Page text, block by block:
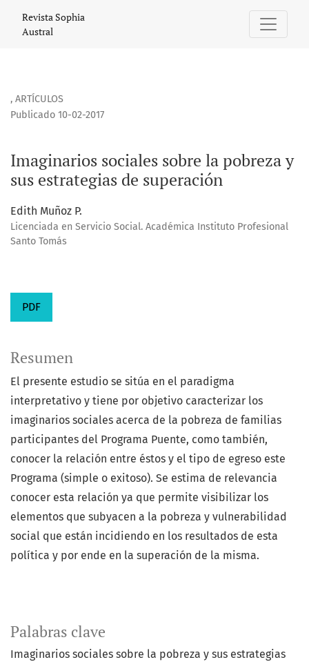
Imaginarios sociales sobre la pobreza y sus estrategias de
Revista Sophia
Austral
, ARTÍCULOS
Imaginarios sociales sobre la pobreza y
sus estrategias de superación
Publicado 10-02-2017
Edith Muñoz P.
Licenciada en Servicio Social. Académica Instituto Profesional
Santo Tomás
PDF
Palabras clave
Imaginarios sociales sobre la pobreza y sus estrategias
Resumen
El presente estudio se sitúa en el paradigma
interpretativo y tiene por objetivo caracterizar los
imaginarios sociales acerca de la pobreza de familias
participantes del Programa Puente, como también,
conocer la relación entre éstos y el tipo de egreso este
Programa (simple o exitoso). Se estima de relevancia
conocer esta relación ya que permite visibilizar los
elementos que subyacen a la pobreza y vulnerabilidad
social que están incidiendo en los resultados de esta
política y por ende en la superación de la misma.